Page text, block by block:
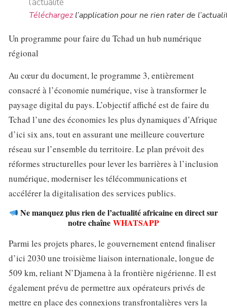
Téléchargezl’application pour ne rien rater de
Un programme pour faire du Tchad un hub numérique
régional
Au cœur du document, le programme 3, entièrement
consacré à l’économie numérique, vise à transformer le
paysage digital du pays. L’objectif affiché est de faire du
Tchad l’une des économies les plus dynamiques d’Afrique
d’ici six ans, tout en assurant une meilleure couverture
réseau sur l’ensemble du territoire. Le plan prévoit des
réformes structurelles pour lever les barrières à l’inclusion
numérique, moderniser les télécommunications et
accélérer la digitalisation des services publics.
Ne manquez plus rien de l’actualité africaine en direct sur
notre chaîne WHATSAPP
Parmi les projets phares, le gouvernement entend finaliser
d’ici 2030 une troisième liaison internationale, longue de
509 km, reliant N’Djamena à la frontière nigérienne. Il est
également prévu de permettre aux opérateurs privés de
mettre en place des connexions transfrontalières vers la